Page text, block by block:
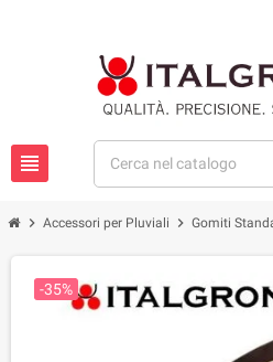
view_headline
chevron_right Accessori per Pluviali chevron_right Gomiti
-35%